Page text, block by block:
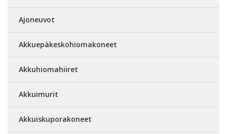
Ajoneuvot
Akkuepäkeskohiomakoneet
Akkuhiomahiiret
Akkuimurit
Akkuiskuporakoneet